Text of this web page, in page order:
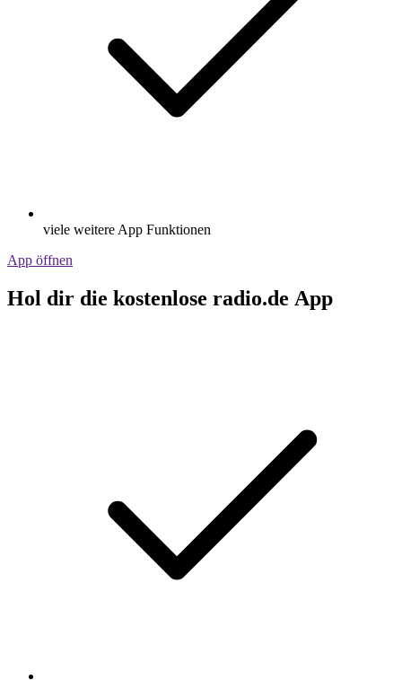
viele weitere App Funktionen
App öffnen
Hol dir die kostenlose radio.de App